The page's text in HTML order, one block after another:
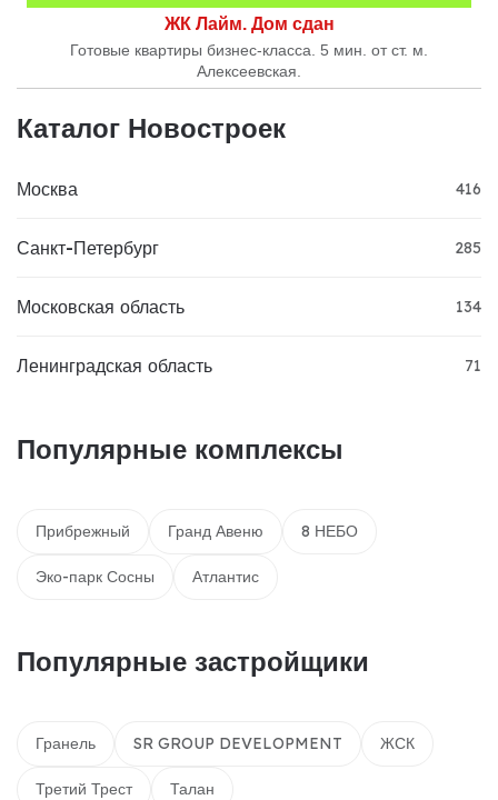
ЖК Лайм. Дом сдан
Готовые квартиры бизнес-класса. 5 мин. от ст. м.
Алексеевская.
Каталог Новостроек
Москва 416
Санкт-Петербург 285
Московская область 134
Ленинградская область 71
Популярные комплексы
Прибрежный Гранд Авеню 8 НЕБО
Эко-парк Сосны Атлантис
Популярные застройщики
Гранель SR GROUP DEVELOPMENT ЖСК
Третий Трест Талан